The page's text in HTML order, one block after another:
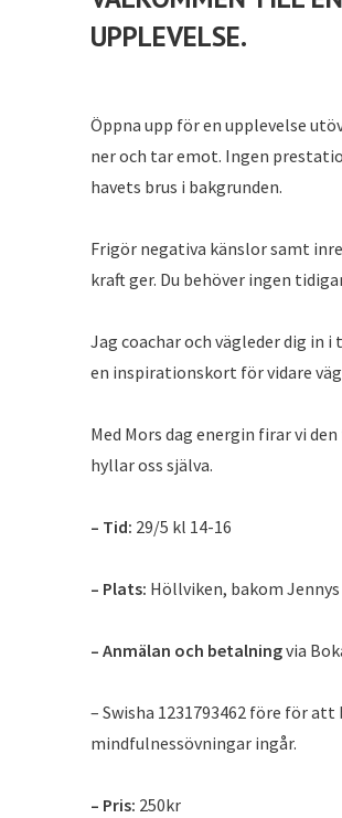
UPPLEVELSE.
Öppna upp för en upplevelse
ner och tar emot. Ingen
havets brus i bakgrunden.
Frigör negativa känslor samt
kraft ger. Du behöver ingen
Jag coachar och vägleder dig in
en inspirationskort för vidare
Med Mors dag energin firar vi
hyllar oss själva.
– Tid: 29/5 kl 14-16
– Plats: Höllviken, bakom
– Anmälan och betalningvia
– Swisha 1231793462 före för
mindfulnessövningar ingår.
– Pris: 250kr